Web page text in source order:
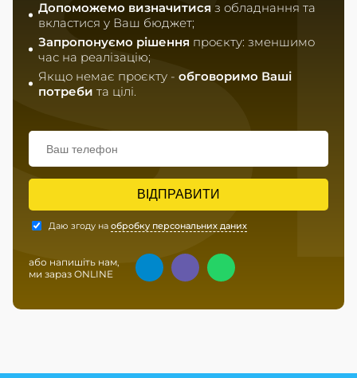
Допоможемо визначитися з обладнання та
вкластися у Ваш бюджет;
Запропонуємо рішення проєкту: зменшимо
час на реалізацію;
Якщо немає проєкту - обговоримо Ваші
потреби та цілі.
ВІДПРАВИТИ
Даю згоду на обробку персональних даних
або напишіть нам,
ми зараз ONLINE